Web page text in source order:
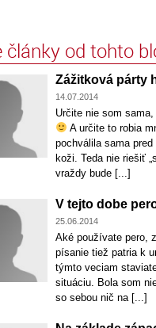
články od tohto
Zážitková párty
14.07.2014
Určite nie som
A určite to robia
pochválila sama
koži. Teda nie riešiť
vraždy bude [...]
V tejto dobe
25.06.2014
Aké používate pero,
písanie tiež patria k
týmto veciam
situáciu. Bola som
so sebou nič na [...]